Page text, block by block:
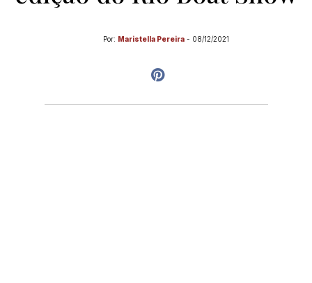
Por: Maristella Pereira - 08/12/2021